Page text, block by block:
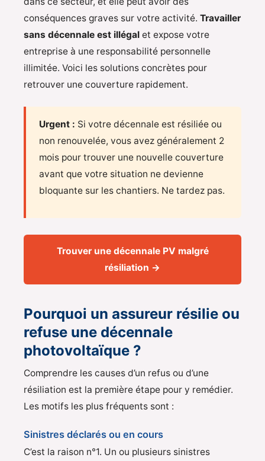
conséquences graves sur votre activité. Travailler
sans décennale est illégal et expose votre
entreprise à une responsabilité personnelle
illimitée. Voici les solutions concrètes pour
retrouver une couverture rapidement.
Urgent : Si votre décennale est résiliée ou
non renouvelée, vous avez généralement 2
mois pour trouver une nouvelle couverture
avant que votre situation ne devienne
bloquante sur les chantiers. Ne tardez pas.
Trouver une décennale PV malgré
résiliation →
Pourquoi un assureur résilie ou
refuse une décennale
photovoltaïque ?
Comprendre les causes d’un refus ou d’une
résiliation est la première étape pour y remédier.
Les motifs les plus fréquents sont :
Sinistres déclarés ou en cours
C’est la raison n°1. Un ou plusieurs sinistres